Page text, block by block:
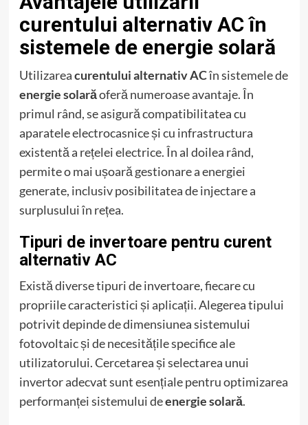
curentului alternativ AC în
sistemele de energie solară
Utilizareacurentului alternativ ACîn sistemele de
energie solarăoferă numeroase avantaje. În
primul rând, se asigură compatibilitatea cu
aparatele electrocasnice și cu infrastructura
existentă a rețelei electrice. În al doilea rând,
permite o mai ușoară gestionare a energiei
generate, inclusiv posibilitatea de injectare a
surplusului în rețea.
Tipuri de invertoare pentru curent
alternativ AC
Există diverse tipuri de invertoare, fiecare cu
propriile caracteristici și aplicații. Alegerea tipului
potrivit depinde de dimensiunea sistemului
fotovoltaic și de necesitățile specifice ale
utilizatorului. Cercetarea și selectarea unui
invertor adecvat sunt esențiale pentru optimizarea
performanței sistemului deenergie solară.